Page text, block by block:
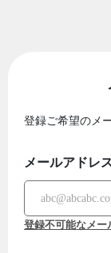
登録ご希望のメ
メールアドレ
登録不可能なメー